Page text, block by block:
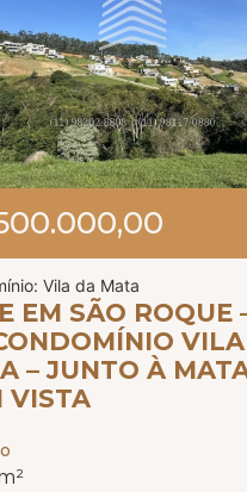
Vila da Mata
EM SÃO ROQUE
– JUNTO À
VISTA